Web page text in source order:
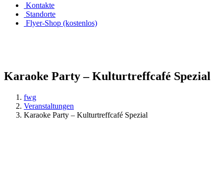
Kontakte
Standorte
Flyer-Shop (kostenlos)
Karaoke Party – Kulturtreffcafé Spezial
fwg
Veranstaltungen
Karaoke Party – Kulturtreffcafé Spezial